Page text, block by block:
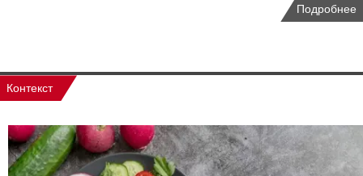
Подробнее
Контекст